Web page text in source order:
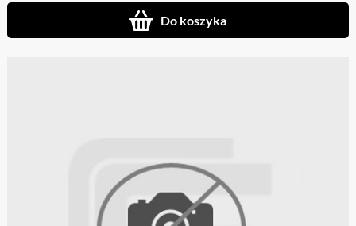
Do koszyka